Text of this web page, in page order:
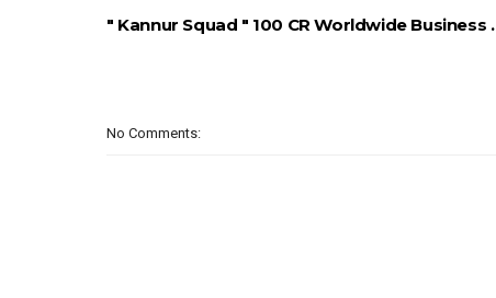
" Kannur Squad " 100 CR Worldwide Business .
No Comments: